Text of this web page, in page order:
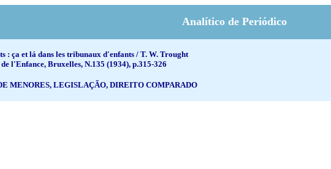
Analítico de Periódico
: ça et lá dans les tribunaux d'enfants / T. W. Trought
l'Enfance, Bruxelles, N.135 (1934), p.315-326
MENORES, LEGISLAÇÃO, DIREITO COMPARADO